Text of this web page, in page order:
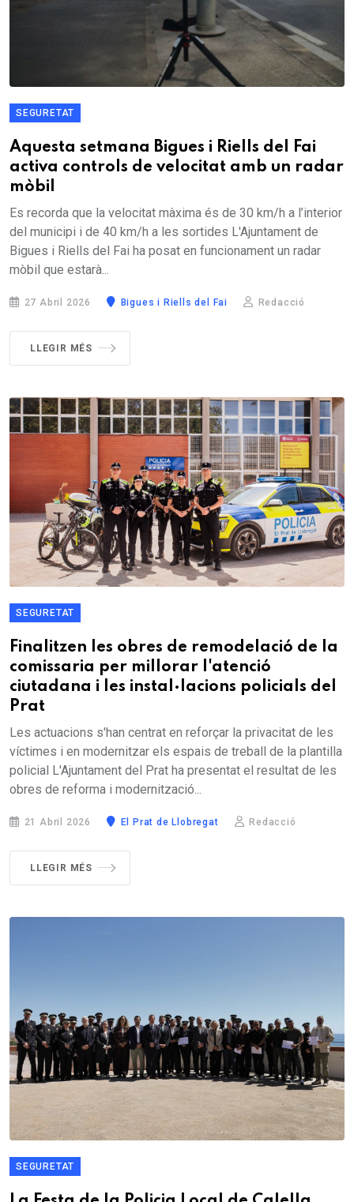
SEGURETAT
Aquesta setmana Bigues i Riells del Fai
activa controls de velocitat amb un radar
mòbil
Es recorda que la velocitat màxima és de 30 km/h a l’interior
del municipi i de 40 km/h a les sortides L'Ajuntament de
Bigues i Riells del Fai ha posat en funcionament un radar
mòbil que estarà...
27 Abril 2026 Bigues i Riells del Fai Redacció
LLEGIR MÉS
SEGURETAT
Finalitzen les obres de remodelació de la
comissaria per millorar l'atenció
ciutadana i les instal·lacions policials del
Prat
Les actuacions s'han centrat en reforçar la privacitat de les
víctimes i en modernitzar els espais de treball de la plantilla
policial L'Ajuntament del Prat ha presentat el resultat de les
obres de reforma i modernització...
21 Abril 2026 El Prat de Llobregat Redacció
LLEGIR MÉS
SEGURETAT